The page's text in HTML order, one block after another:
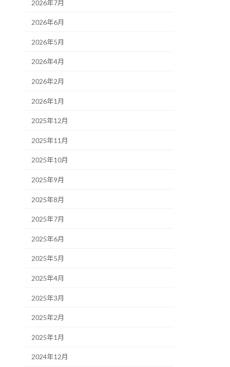
2026年7月
2026年6月
2026年5月
2026年4月
2026年2月
2026年1月
2025年12月
2025年11月
2025年10月
2025年9月
2025年8月
2025年7月
2025年6月
2025年5月
2025年4月
2025年3月
2025年2月
2025年1月
2024年12月